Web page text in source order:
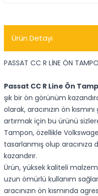
Ürün Detayı
PASSAT CC R LİNE ÖN
Passat CC R Line Ön
şık bir ön görünüm
olarak, aracınızın ön
artırmak için bu ürünü
Tampon, özellikle
tasarlanmış olup
kazandırır.
Ürün, yüksek kaliteli
uzun ömürlü kullanım
aracınızın ön kısmında